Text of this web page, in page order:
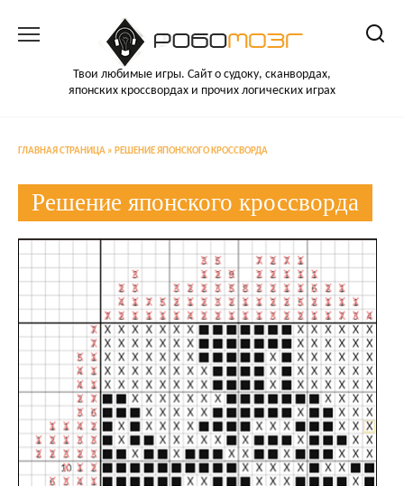
Твои любимые игры. Сайт о судоку, сканвордах,
японских кроссвордах и прочих логических играх
ГЛАВНАЯ СТРАНИЦА » РЕШЕНИЕ ЯПОНСКОГО КРОССВОРДА
Решение японского кроссворда